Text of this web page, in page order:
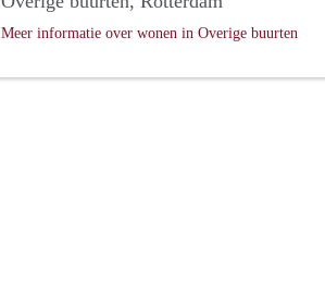
Meer informatie over wonen in Overige buurten